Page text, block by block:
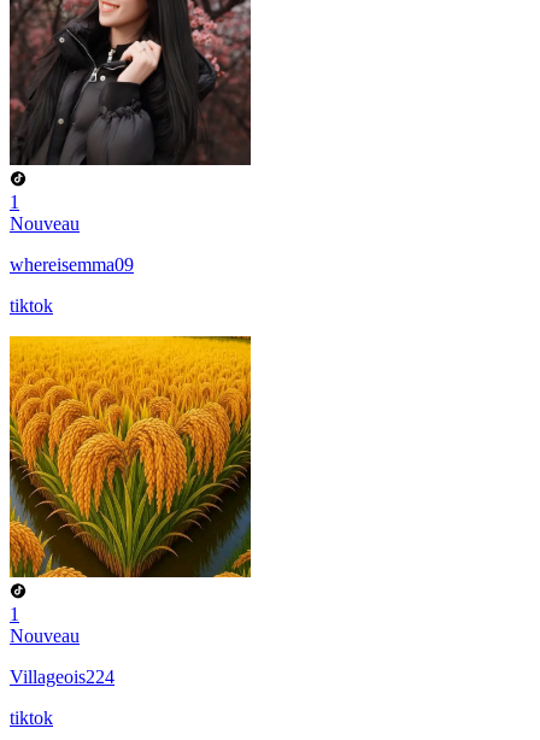
1
Nouveau
whereisemma09
tiktok
1
Nouveau
Villageois224
tiktok